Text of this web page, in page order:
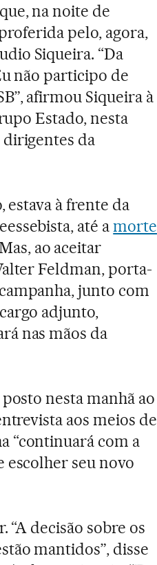
na noite de
pelo, agora,
Siqueira. “Da
não participo de
afirmou Siqueira à
Estado, nesta
da
à frente da
até amorte
ao aceitar
Feldman, porta-
junto com
adjunto,
nas mãos da
nesta manhã ao
aos meios de
“continuará com a
escolher seu novo
decisão sobre os
mantidos”, disse